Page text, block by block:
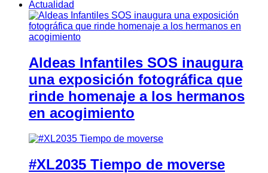
Actualidad
Aldeas Infantiles SOS inaugura
una exposición fotográfica que
rinde homenaje a los hermanos
en acogimiento
#XL2035 Tiempo de moverse